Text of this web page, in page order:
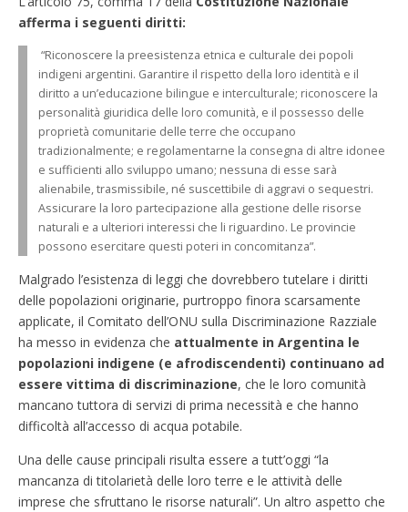
afferma i seguenti diritti:
“Riconoscere la preesistenza etnica e culturale dei popoli
indigeni argentini. Garantire il rispetto della loro identità e il
diritto a un’educazione bilingue e interculturale; riconoscere la
personalità giuridica delle loro comunità, e il possesso delle
proprietà comunitarie delle terre che occupano
tradizionalmente; e regolamentarne la consegna di altre idonee
e sufficienti allo sviluppo umano; nessuna di esse sarà
alienabile, trasmissibile, né suscettibile di aggravi o sequestri.
Assicurare la loro partecipazione alla gestione delle risorse
naturali e a ulteriori interessi che li riguardino. Le provincie
possono esercitare questi poteri in concomitanza”.
Malgrado l’esistenza di leggi che dovrebbero tutelare i diritti
delle popolazioni originarie, purtroppo finora scarsamente
applicate, il Comitato dell’ONU sulla Discriminazione Razziale
ha messo in evidenza che attualmente in Argentina le
popolazioni indigene (e afrodiscendenti) continuano ad
essere vittima di discriminazione, che le loro comunità
mancano tuttora di servizi di prima necessità e che hanno
difficoltà all’accesso di acqua potabile.
Una delle cause principali risulta essere a tutt’oggi “la
mancanza di titolarietà delle loro terre e le attività delle
imprese che sfruttano le risorse naturali”. Un altro aspetto che